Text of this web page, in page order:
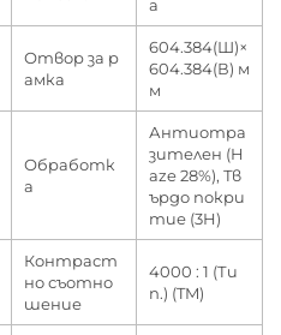
а
Отвор за р
амка
604.384(Ш)×
604.384(В) м
м
Обработк
а
Антиотра
зителен (H
aze 28%), Тв
ърдо покри
тие (3H)
Контраст
но съотно
шение
4000 : 1 (Ти
п.) (TM)